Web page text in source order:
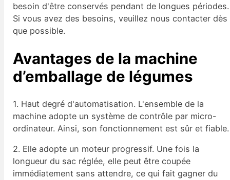
besoin d'être conservés pendant de longues périodes.
Si vous avez des besoins, veuillez nous contacter dès
que possible.
Avantages de la machine
d’emballage de légumes
1. Haut degré d'automatisation. L'ensemble de la
machine adopte un système de contrôle par micro-
ordinateur. Ainsi, son fonctionnement est sûr et fiable.
2. Elle adopte un moteur progressif. Une fois la
longueur du sac réglée, elle peut être coupée
immédiatement sans attendre, ce qui fait gagner du